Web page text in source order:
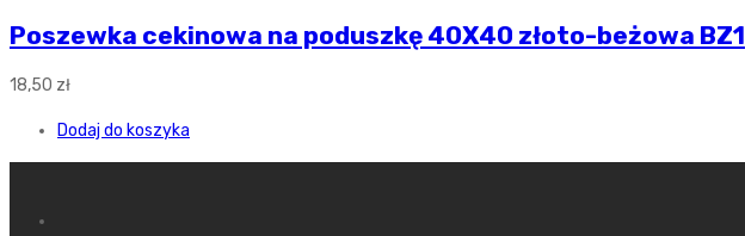
Poszewka cekinowa na poduszkę 40X40 złoto-beżowa BZ1
18,50 zł
Dodaj do koszyka